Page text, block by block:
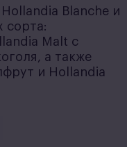
Blanche и
сорта:
Malt с
а также
и Hollandia